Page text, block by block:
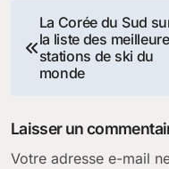
Navigation
de
La Corée du Sud
la liste des
stations de ski du
monde
Laisser un
Votre adresse e-mail